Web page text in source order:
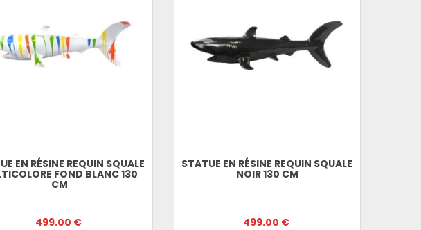
EN RÉSINE REQUIN SQUALE
FOND BLANC 130
CM
499.00 €
STATUE EN RÉSINE REQUIN SQUALE
NOIR 130 CM
499.00 €